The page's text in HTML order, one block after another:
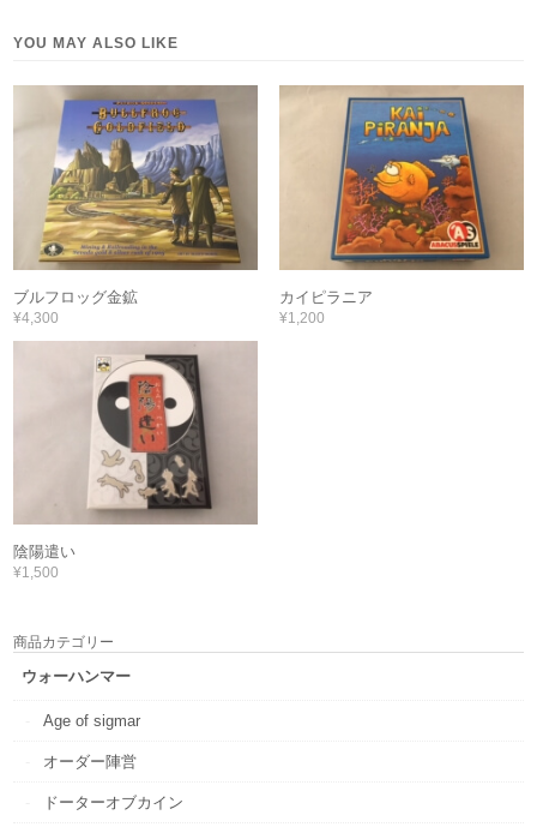
YOU MAY ALSO LIKE
ブルフロッグ金鉱
¥4,300
カイピラニア
¥1,200
陰陽遣い
¥1,500
商品カテゴリー
ウォーハンマー
Age of sigmar
オーダー陣営
ドーターオブカイン